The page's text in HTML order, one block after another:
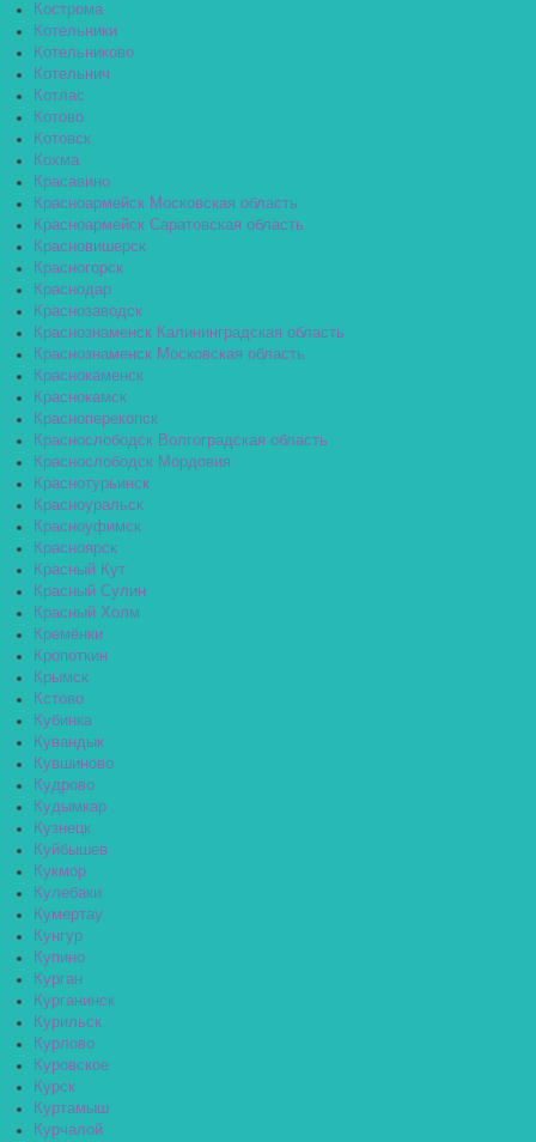
Кострома
Котельники
Котельниково
Котельнич
Котлас
Котово
Котовск
Кохма
Красавино
Красноармейск Московская область
Красноармейск Саратовская область
Красновишерск
Красногорск
Краснодар
Краснозаводск
Краснознаменск Калининградская область
Краснознаменск Московская область
Краснокаменск
Краснокамск
Красноперекопск
Краснослободск Волгоградская область
Краснослободск Мордовия
Краснотурьинск
Красноуральск
Красноуфимск
Красноярск
Красный Кут
Красный Сулин
Красный Холм
Кремёнки
Кропоткин
Крымск
Кстово
Кубинка
Кувандык
Кувшиново
Кудрово
Кудымкар
Кузнецк
Куйбышев
Кукмор
Кулебаки
Кумертау
Кунгур
Купино
Курган
Курганинск
Курильск
Курлово
Куровское
Курск
Куртамыш
Курчалой